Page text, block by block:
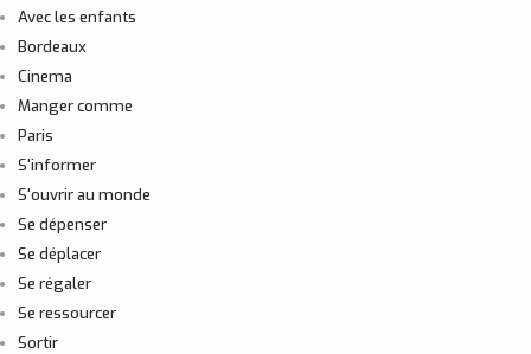
Avec les enfants
Bordeaux
Cinema
Manger comme
Paris
S'informer
S'ouvrir au monde
Se dépenser
Se déplacer
Se régaler
Se ressourcer
Sortir